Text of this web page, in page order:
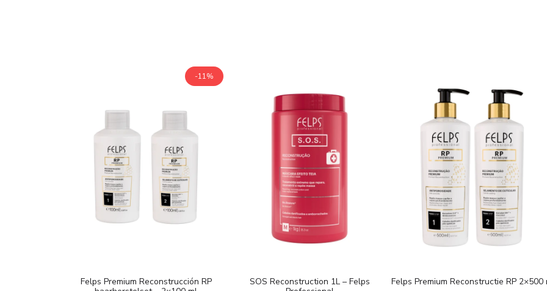
-11%
Felps Premium Reconstrucción RP
SOS Reconstruction 1L – Felps
Felps Premium Reconstructie RP 2×500